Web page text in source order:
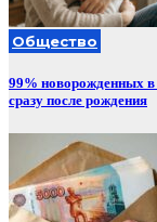
Общество
99% новорожденных в
сразу после рождения